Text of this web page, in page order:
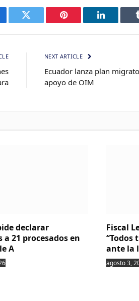
Twitter Pinterest LinkedIn
NEXT ARTICLE
Ecuador lanza plan
apoyo de OIM
declarar
a 21 procesados en
A
Fiscal
“Todos
ante la
agosto 3,